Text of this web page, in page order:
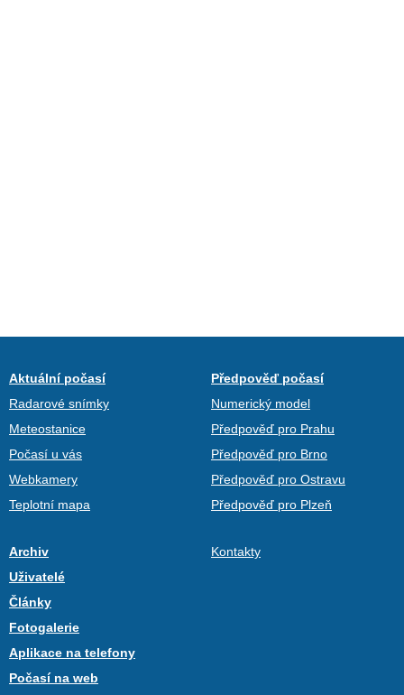
Aktuální počasí
Radarové snímky
Meteostanice
Počasí u vás
Webkamery
Teplotní mapa
Předpověď počasí
Numerický model
Předpověď pro Prahu
Předpověď pro Brno
Předpověď pro Ostravu
Předpověď pro Plzeň
Archiv
Uživatelé
Články
Fotogalerie
Aplikace na telefony
Počasí na web
Kontakty